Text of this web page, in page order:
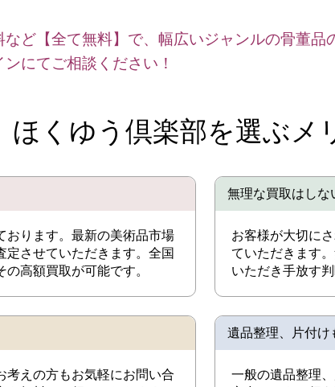
ど【全て無料】で、幅広いジャンルの骨董品
にてご相談ください！
ほくゆう倶楽部を選ぶメ
おります。最新の美術品市場
定させていただきます。全国
高額買取が可能です。
無理な買取はしな
お客様が大切に
ていただきます
いただき手放す
考えの方もお気軽にお問い合
遺品整理、片付け
一般の遺品整理